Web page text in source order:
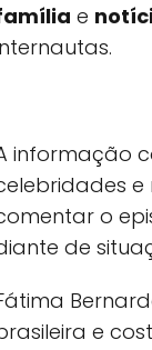
e
informação
o
de
e